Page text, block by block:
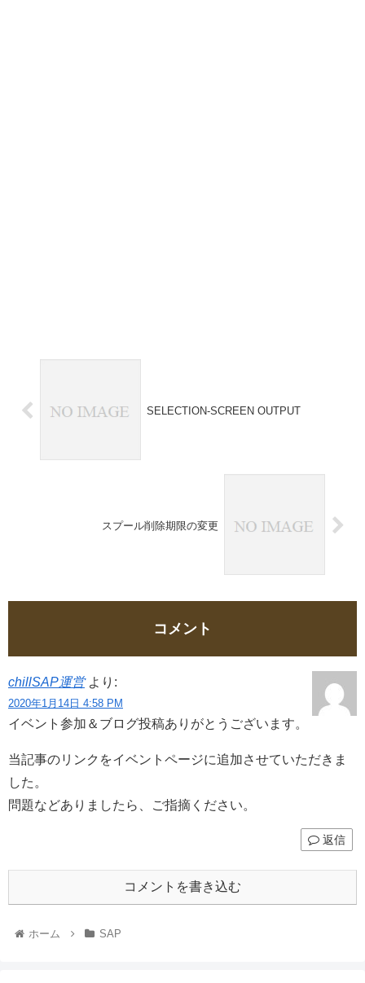
SELECTION-SCREEN OUTPUT
スプール削除期限の変更
コメント
chillSAP運営 より:
2020年1月14日 4:58 PM
イベント参加＆ブログ投稿ありがとうございます。
当記事のリンクをイベントページに追加させていただきま
した。
問題などありましたら、ご指摘ください。
返信
コメントを書き込む
ホーム SAP